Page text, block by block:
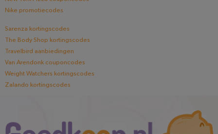
Nike promotiecodes
Sarenza kortingscodes
The Body Shop kortingscodes
Travelbird aanbiedingen
Van Arendonk couponcodes
Weight Watchers kortingscodes
Zalando kortingscodes